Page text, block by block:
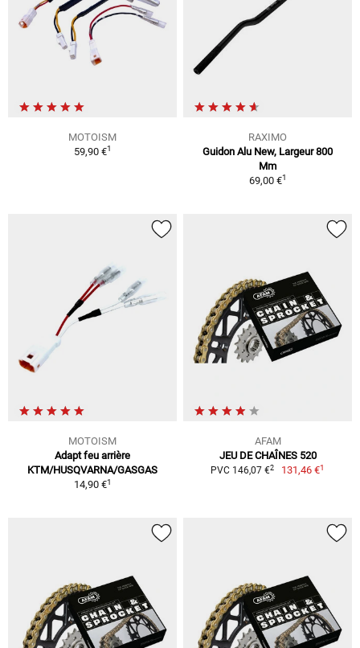
MOTOISM
59,90 €1
RAXIMO
Guidon Alu New, Largeur 800
Mm
69,00 €1
MOTOISM
Adapt feu arrière
KTM/HUSQVARNA/GASGAS
14,90 €1
AFAM
JEU DE CHAÎNES 520
PVC 146,07 €2 131,46 €1